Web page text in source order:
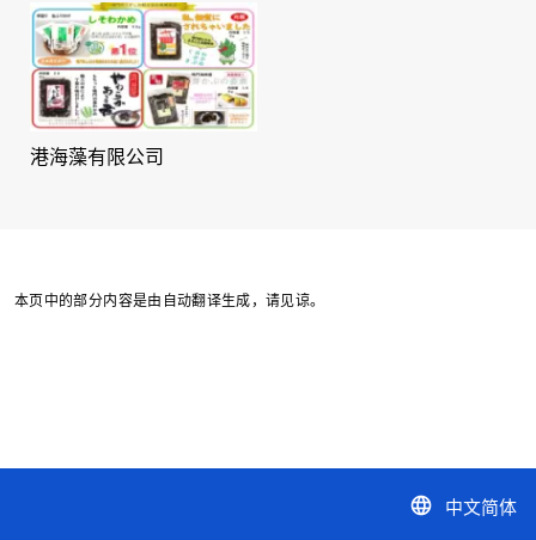
港海藻有限公司
本页中的部分内容是由自动翻译生成，请见谅。
language 中文简体